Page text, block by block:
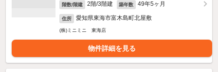
階数/階建 2階/3階建 築年数 49年5ヶ月
住所 愛知県東海市富木島町北屋敷
(株)ミニミニ 東海店
物件詳細を見る